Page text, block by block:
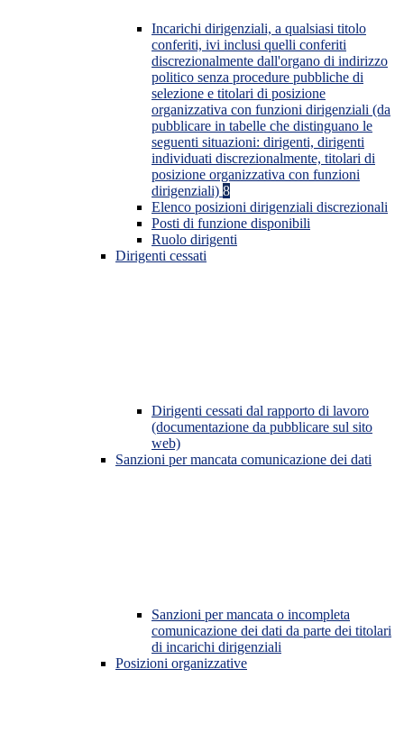
Incarichi dirigenziali, a qualsiasi titolo
conferiti, ivi inclusi quelli conferiti
discrezionalmente dall'organo di indirizzo
politico senza procedure pubbliche di
selezione e titolari di posizione
organizzativa con funzioni dirigenziali (da
pubblicare in tabelle che distinguano le
seguenti situazioni: dirigenti, dirigenti
individuati discrezionalmente, titolari di
posizione organizzativa con funzioni
dirigenziali) 8
Elenco posizioni dirigenziali discrezionali
Posti di funzione disponibili
Ruolo dirigenti
Dirigenti cessati
Dirigenti cessati dal rapporto di lavoro
(documentazione da pubblicare sul sito
web)
Sanzioni per mancata comunicazione dei dati
Sanzioni per mancata o incompleta
comunicazione dei dati da parte dei titolari
di incarichi dirigenziali
Posizioni organizzative